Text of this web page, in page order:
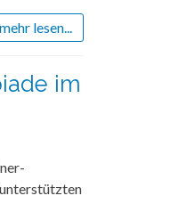
mehr lesen...
im